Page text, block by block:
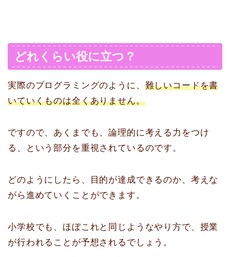
どれくらい役に立つ？
実際のプログラミングのように、 難しいコードを書
いていくものは全くありません。
ですので、あくまでも、論理的に考える力をつけ
る、という部分を重視されているのです。
どのようにしたら、目的が達成できるのか、考えな
がら進めていくことができます。
小学校でも、ほぼこれと同じようなやり方で、授業
が行われることが予想されるでしょう。